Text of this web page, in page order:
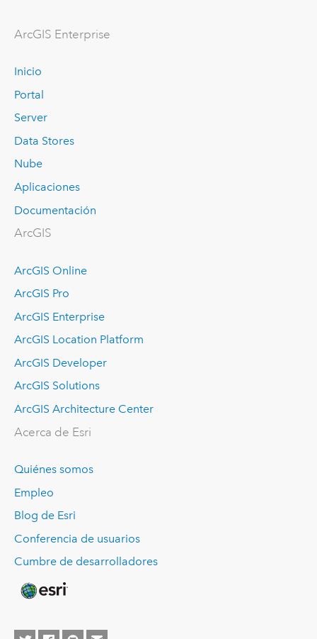
ArcGIS Enterprise
Inicio
Portal
Server
Data Stores
Nube
Aplicaciones
Documentación
ArcGIS
ArcGIS Online
ArcGIS Pro
ArcGIS Enterprise
ArcGIS Location Platform
ArcGIS Developer
ArcGIS Solutions
ArcGIS Architecture Center
Acerca de Esri
Quiénes somos
Empleo
Blog de Esri
Conferencia de usuarios
Cumbre de desarrolladores